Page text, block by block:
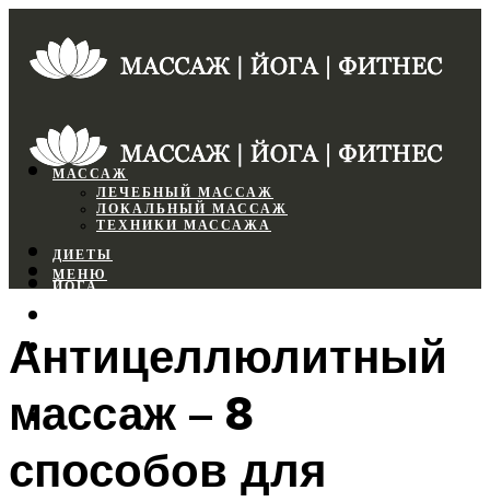
МАССАЖ
ЛЕЧЕБНЫЙ МАССАЖ
ЛОКАЛЬНЫЙ МАССАЖ
ТЕХНИКИ МАССАЖА
ДИЕТЫ
ЙОГА
ФИТНЕС
МЕНЮ
МЕНЮ
Антицеллюлитный
массаж – 8
способов для